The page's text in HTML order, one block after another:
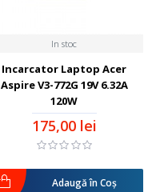
In stoc
Incarcator Laptop Acer
Aspire V3-772G 19V 6.32A
120W
175,00 lei
Adaugă în Coş